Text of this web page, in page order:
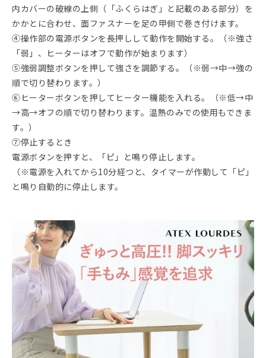
内カバーの破線の上側（「ふくらはぎ」と記載のある部分）を
かかとに合わせ、面ファスナーを足の甲側で巻き付けます。
④操作部の電源ボタンを長押しして動作を開始する。（※強さ
「弱」、ヒーターはオフで動作が始まります）
⑤強弱調整ボタンを押して強さを調節する。（※弱→中→強の
順で切り替わります。）
⑥ヒーターボタンを押してヒーター機能を入れる。（※低→中
→高→オフの順で切り替わります。温熱のみでの使用もできま
す。）
⑦停止するとき
電源ボタンを押すと、「ピ」と鳴り停止します。
（※電源を入れてから10分経つと、タイマーが作動して「ピ」
と鳴り自動的に停止します。